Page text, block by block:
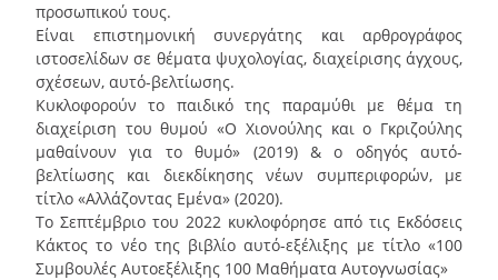
προσωπικού τους.
Είναι επιστημονική συνεργάτης και αρθρογράφος
ιστοσελίδων σε θέματα ψυχολογίας, διαχείρισης άγχους,
σχέσεων, αυτό-βελτίωσης.
Κυκλοφορούν το παιδικό της παραμύθι με θέμα τη
διαχείριση του θυμού «Ο Χιονούλης και ο Γκριζούλης
μαθαίνουν για το θυμό» (2019) & ο οδηγός αυτό-
βελτίωσης και διεκδίκησης νέων συμπεριφορών, με
τίτλο «Αλλάζοντας Εμένα» (2020).
Το Σεπτέμβριο του 2022 κυκλοφόρησε από τις Εκδόσεις
Κάκτος το νέο της βιβλίο αυτό-εξέλιξης με τίτλο «100
Συμβουλές Αυτοεξέλιξης 100 Μαθήματα Αυτογνωσίας»